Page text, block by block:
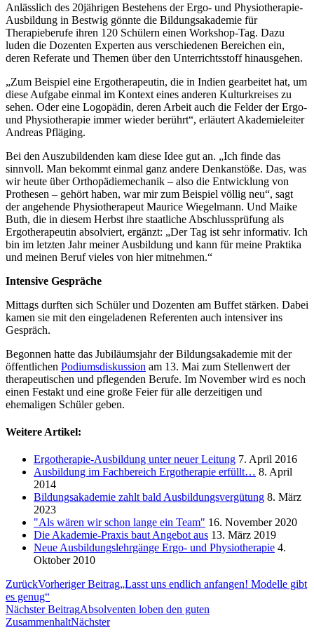
Anlässlich des 20jährigen Bestehens der Ergo- und Physiotherapie-
Ausbildung in Bestwig gönnte die Bildungsakademie für
Therapieberufe ihren 120 Schülern einen Workshop-Tag. Dazu
luden die Dozenten Experten aus verschiedenen Bereichen ein,
deren Referate und Themen über den Unterrichtsstoff hinausgehen.
„Zum Beispiel eine Ergotherapeutin, die in Indien gearbeitet hat, um
diese Aufgabe einmal im Kontext eines anderen Kulturkreises zu
sehen. Oder eine Logopädin, deren Arbeit auch die Felder der Ergo-
und Physiotherapie immer wieder berührt“, erläutert Akademieleiter
Andreas Pfläging.
Bei den Auszubildenden kam diese Idee gut an. „Ich finde das
sinnvoll. Man bekommt einmal ganz andere Denkanstöße. Das, was
wir heute über Orthopädiemechanik – also die Entwicklung von
Prothesen – gehört haben, war mir zum Beispiel völlig neu“, sagt
der angehende Physiotherapeut Maurice Wiegelmann. Und Maike
Buth, die in diesem Herbst ihre staatliche Abschlussprüfung als
Ergotherapeutin absolviert, ergänzt: „Der Tag ist sehr informativ. Ich
bin im letzten Jahr meiner Ausbildung und kann für meine Praktika
und meinen Beruf vieles von hier mitnehmen.“
Intensive Gespräche
Mittags durften sich Schüler und Dozenten am Buffet stärken. Dabei
kamen sie mit den eingeladenen Referenten auch intensiver ins
Gespräch.
Begonnen hatte das Jubiläumsjahr der Bildungsakademie mit der
öffentlichen Podiumsdiskussion am 13. Mai zum Stellenwert der
therapeutischen und pflegenden Berufe. Im November wird es noch
einen Festakt und eine große Feier für alle derzeitigen und
ehemaligen Schüler geben.
Weitere Artikel:
Ergotherapie-Ausbildung unter neuer Leitung 7. April 2016
Ausbildung im Fachbereich Ergotherapie erfüllt… 8. April
2014
Bildungsakademie zahlt bald Ausbildungsvergütung 8. März
2023
"Als wären wir schon lange ein Team" 16. November 2020
Die Akademie-Praxis baut Angebot aus 13. März 2019
Neue Ausbildungslehrgänge Ergo- und Physiotherapie 4.
Oktober 2010
ZurückVorheriger Beitrag„Lasst uns endlich anfangen! Modelle gibt
es genug“
Nächster BeitragAbsolventen loben den guten
ZusammenhaltNächster